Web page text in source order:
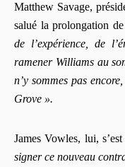
Matthew Savage,
salué la prolongation
de l’expérience, de
ramener Williams au
n’y sommes pas
Grove ».
James Vowles, lui,
signer ce nouveau